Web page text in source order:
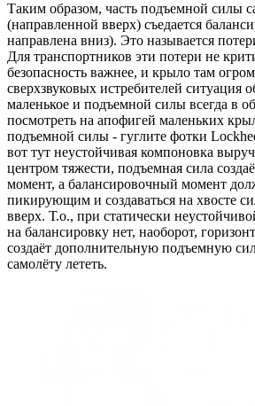
Таким образом, часть подъемной силы
(направленной вверх) съедается
направлена вниз). Это называется
Для транспортников эти потери не
безопасность важнее, и крыло там
сверхзвуковых истребителей ситуация
маленькое и подъемной силы всегда в
посмотреть на апофигей маленьких
подъемной силы - гуглите фотки
вот тут неустойчивая компоновка
центром тяжести, подъемная сила
момент, а балансировочный момент
пикирующим и создаваться на хвосте
вверх. Т.о., при статически
на балансировку нет, наоборот,
создаёт дополнительную подъемную
самолёту лететь.